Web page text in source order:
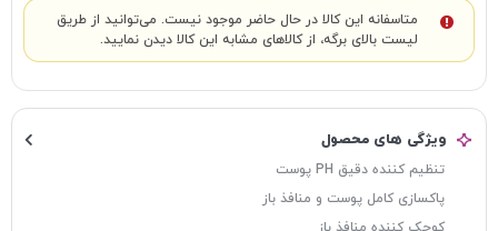
متاسفانه این کالا در حال حاضر موجود نیست. می‌توانید از طریق
لیست بالای برگه، از کالاهای مشابه این کالا دیدن نمایید.
ویژگی های محصول
تنظیم کننده دقیق PH پوست
پاکسازی کامل پوست و منافذ باز